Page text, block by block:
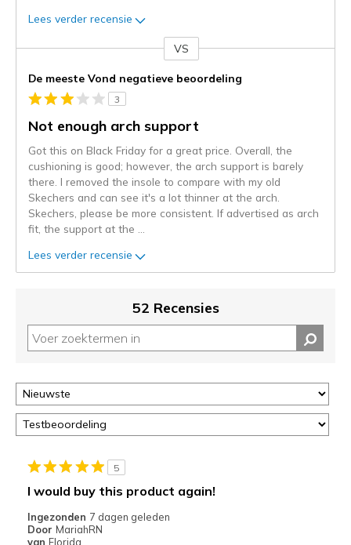
Lees verder recensie
content
wordt
momenteel
gemigreerd
de
niejee
page_id.
kunt
de
status
van
deze
of
door
<a
href="javascript:location.href=location.pathname;">hier</a>
page
met
migratiegeschiedenis
van
VS
De meeste Vond negatieve beoordeling
3
Not enough arch support
Got this on Black Friday for a great price. Overall, the
cushioning is good; however, the arch support is barely
there. I removed the insole to compare with my old
Skechers and can see it's a lot thinner at the arch.
Skechers, please be more consistent. If advertised as arch
fit, the support at the
Lees verder recensie
52 Recensies
5
I would buy this product again!
Ingezonden 7 dagen geleden
Door MariahRN
van Florida